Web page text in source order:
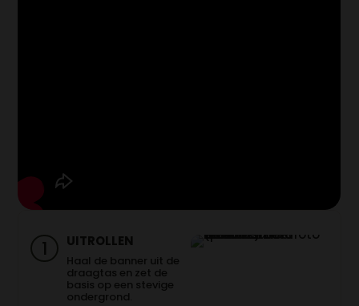
1 UITROLLEN
Haal de banner uit de
draagtas en zet de
basis op een stevige
ondergrond.